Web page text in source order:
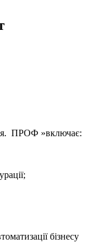
ПРОФ »включає:
бізнесу